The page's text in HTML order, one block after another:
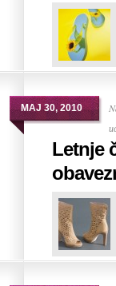
МАЈ 30, 2010
Letnje